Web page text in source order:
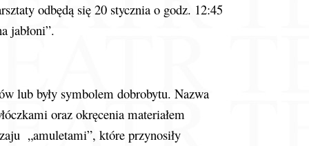
odbędą się 20 stycznia o godz. 12:45
jabłoni”.
lub były symbolem dobrobytu. Nazwa
oraz okręcenia materiałem
„amuletami”, które przynosiły